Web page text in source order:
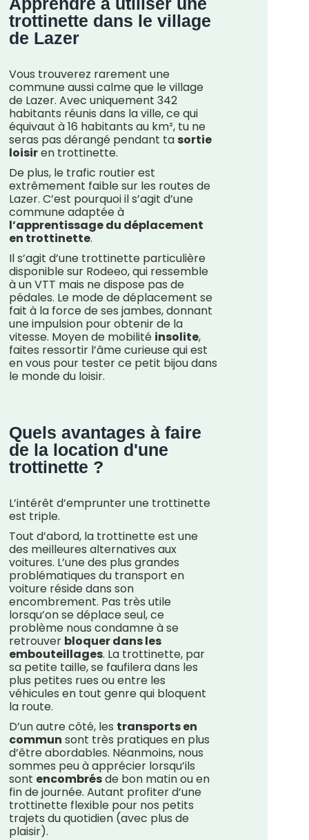
trottinette dans le village
de Lazer
Vous trouverez rarement une
commune aussi calme que le village
de Lazer. Avec uniquement 342
habitants réunis dans la ville, ce qui
équivaut à 16 habitants au km², tu ne
seras pas dérangé pendant ta sortie
loisiren trottinette.
De plus, le trafic routier est
extrêmement faible sur les routes de
Lazer. C’est pourquoi il s’agit d’une
commune adaptée à
l’apprentissage du déplacement
en trottinette.
Il s’agit d’une trottinette particulière
disponible sur Rodeeo, qui ressemble
à un VTT mais ne dispose pas de
pédales. Le mode de déplacement se
fait à la force de ses jambes, donnant
une impulsion pour obtenir de la
vitesse. Moyen de mobilité insolite,
faites ressortir l’âme curieuse qui est
en vous pour tester ce petit bijou dans
le monde du loisir.
Quels avantages à faire
de la location d'une
trottinette ?
L’intérêt d’emprunter une trottinette
est triple.
Tout d’abord, la trottinette est une
des meilleures alternatives aux
voitures. L’une des plus grandes
problématiques du transport en
voiture réside dans son
encombrement. Pas très utile
lorsqu’on se déplace seul, ce
problème nous condamne à se
retrouver bloquer dans les
embouteillages. La trottinette, par
sa petite taille, se faufilera dans les
plus petites rues ou entre les
véhicules en tout genre qui bloquent
la route.
D’un autre côté, les transports en
commun sont très pratiques en plus
d’être abordables. Néanmoins, nous
sommes peu à apprécier lorsqu’ils
sont encombrésde bon matin ou en
fin de journée. Autant profiter d’une
trottinette flexible pour nos petits
trajets du quotidien (avec plus de
plaisir).